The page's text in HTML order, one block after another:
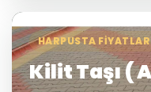
HARPUSTA
Kilit Taşı (